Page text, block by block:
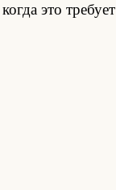
это требует